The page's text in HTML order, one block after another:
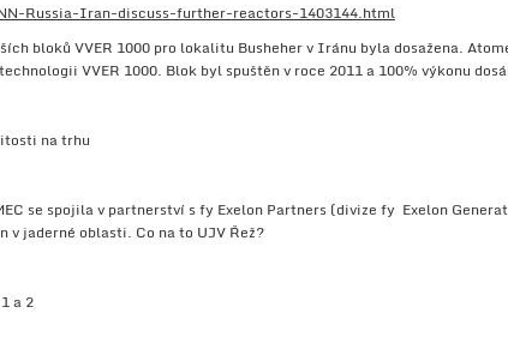
Russia-Iran-discuss-further-reactors-1403144.html
bloků VVER 1000 pro lokalitu Busheher v Iránu byla dosažena.
VVER 1000. Blok byl spuštěn v roce 2011 a 100% výkonu
na trhu
se spojila v partnerství s fy Exelon Partners (divize fy Exelon
v jaderné oblasti. Co na to UJV Řež?
a 2